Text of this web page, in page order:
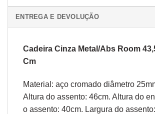
ENTREGA E DEVOLUÇÃO
Cadeira Cinza Metal/Abs Room
Cm
Material: aço cromado diâmetro
Altura do assento: 46cm. Altura do
o assento: 40cm. Largura do